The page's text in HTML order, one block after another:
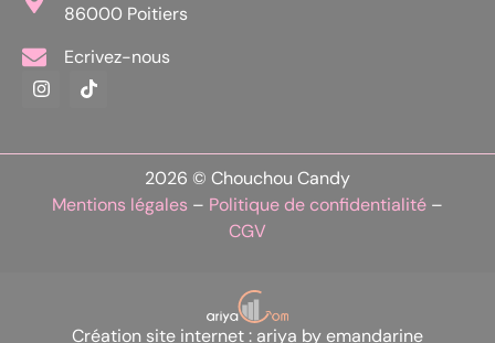
86000 Poitiers
Ecrivez-nous
2026 © Chouchou Candy
Mentions légales – Politique de confidentialité –
CGV
Création site internet : ariya by emandarine